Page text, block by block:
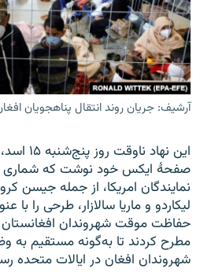
آرشیف: جریان روند انتقال پناهجویان
این نهاد
صفحۀ ایکس خود نوشت که شماری
نمایندگان امریکا، از جمله جیسن
لیکاردو و ماریا سالازار، طرحی را
مطرح کردند تا به‌گونه مستقیم
شهروندان افغان در ایالات متحده